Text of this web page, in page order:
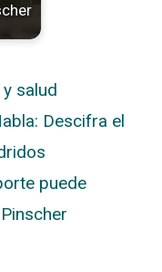
salud
Descifra el
puede